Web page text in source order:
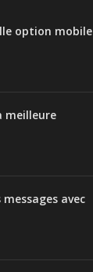
option mobile
meilleure
avec